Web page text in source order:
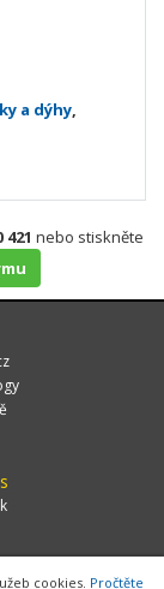
a dýhy,
nebo stiskněte
cookies. Pročtěte